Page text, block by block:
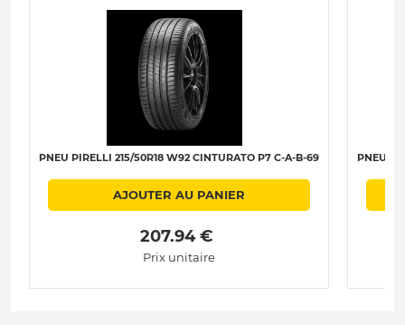
PNEU PIRELLI 215/50R18 W92 CINTURATO P7 C-A-B-69
AJOUTER AU PANIER
207.94 €
Prix unitaire
PNEU